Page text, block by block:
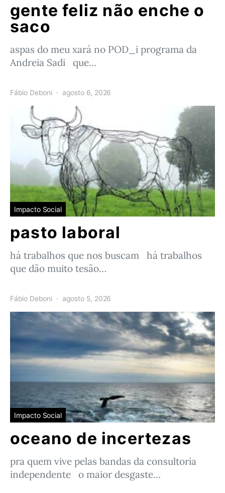
gente feliz não enche o
saco
aspas do meu xará no POD_i programa da
Andreia Sadi que…
Fábio Deboni agosto 6, 2026
Impacto Social
pasto laboral
há trabalhos que nos buscam há trabalhos
que dão muito tesão…
Fábio Deboni agosto 5, 2026
Impacto Social
oceano de incertezas
pra quem vive pelas bandas da consultoria
independente o maior desgaste…